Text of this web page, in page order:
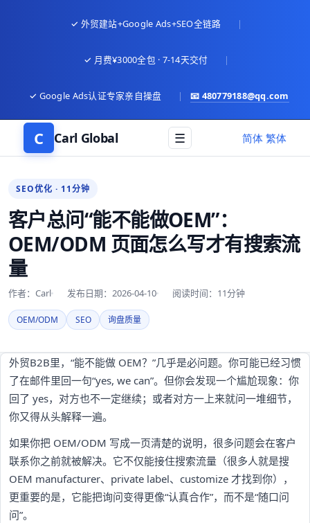
✓ 外贸建站+Google Ads+SEO全链路 |
✓ 月费¥3000全包 · 7-14天交付 |
✓ Google Ads认证专家亲自操盘 | 📧 480779188@qq.com
C Carl Global ☰ 语言
简体 繁体
SEO优化 · 11分钟
客户总问“能不能做OEM”：
OEM/ODM 页面怎么写才有搜索流
量
作者：Carl 发布日期：2026-04-10 阅读时间：11分钟
OEM/ODM SEO 询盘质量
外贸B2B里，“能不能做 OEM？”几乎是必问题。你可能已经习惯
了在邮件里回一句“yes, we can”。但你会发现一个尴尬现象：你
回了 yes，对方也不一定继续；或者对方一上来就问一堆细节，
你又得从头解释一遍。
如果你把 OEM/ODM 写成一页清楚的说明，很多问题会在客户
联系你之前就被解决。它不仅能接住搜索流量（很多人就是搜
OEM manufacturer、private label、customize 才找到你），
更重要的是，它能把询问变得更像“认真合作”，而不是“随口问
问”。